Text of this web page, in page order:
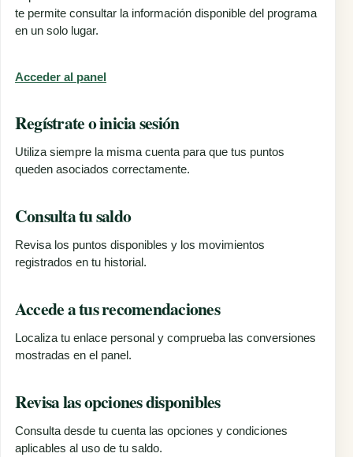
te permite consultar la información disponible del programa
en un solo lugar.
Acceder al panel
Regístrate o inicia sesión
Utiliza siempre la misma cuenta para que tus puntos
queden asociados correctamente.
Consulta tu saldo
Revisa los puntos disponibles y los movimientos
registrados en tu historial.
Accede a tus recomendaciones
Localiza tu enlace personal y comprueba las conversiones
mostradas en el panel.
Revisa las opciones disponibles
Consulta desde tu cuenta las opciones y condiciones
aplicables al uso de tu saldo.